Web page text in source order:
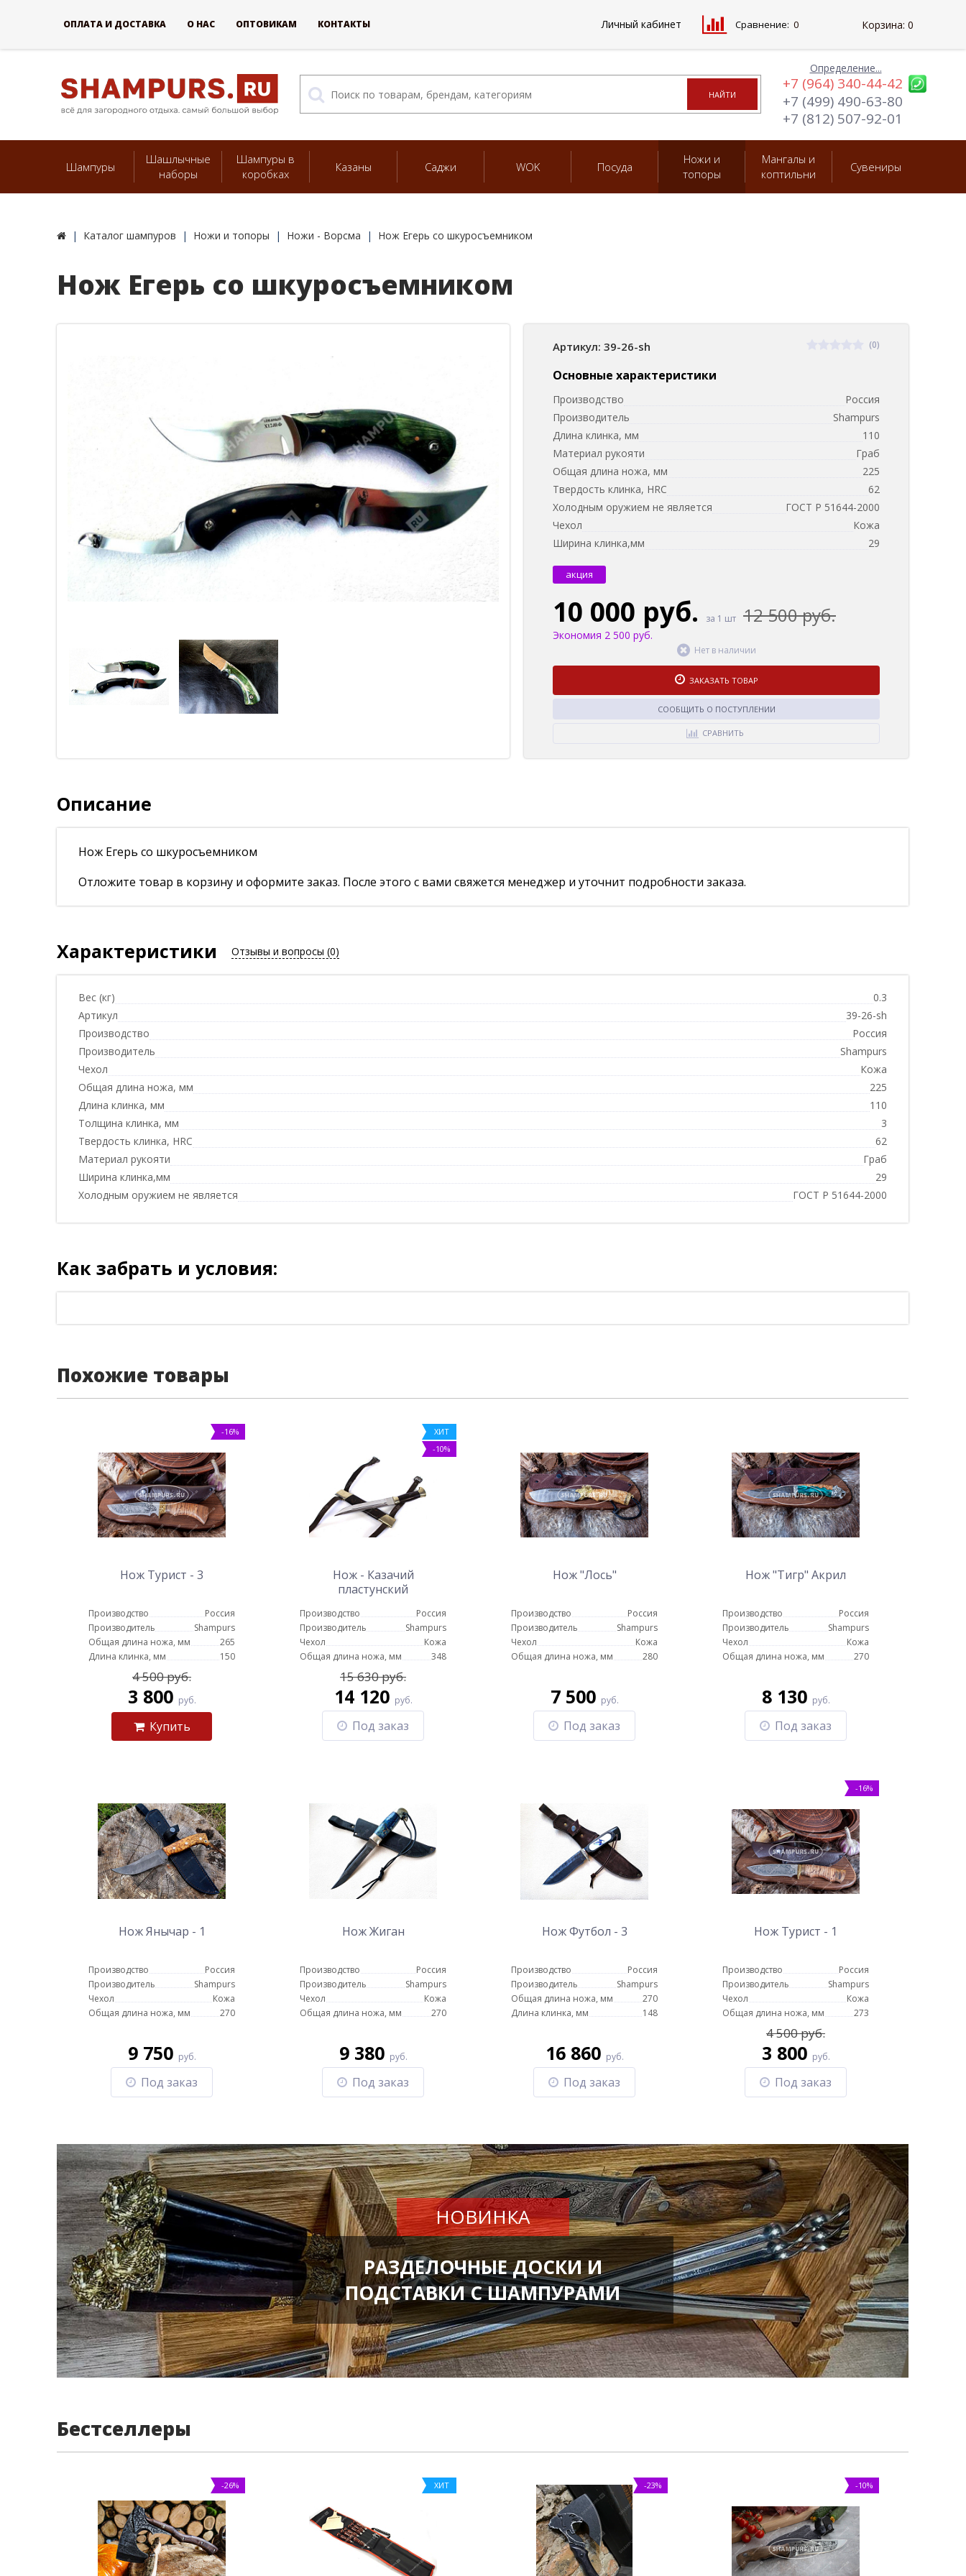
Определение...
+7 (964) 340-44-42
+7 (499) 490-63-80
+7 (812) 507-92-01
Шампуры
Шашлычные
наборы
Шампуры в
коробках
Казаны Саджи WOK Посуда
Ножи и
топоры
Мангалы и
коптильни
Сувениры
Каталог шампуров Ножи и топоры Ножи - Ворсма Нож Егерь со шкуросъемником
Нож Егерь со шкуросъемником
Артикул: 39-26-sh (0)
Основные характеристики
Производство
Россия
Производитель
Shampurs
Длина клинка, мм
110
Материал рукояти
Граб
Общая длина ножа, мм
225
Твердость клинка, HRC
62
Холодным оружием не является
ГОСТ Р 51644-2000
Чехол
Кожа
Ширина клинка,мм
29
акция
10 000 руб. за 1 шт 12 500 руб.
Экономия 2 500 руб.
Нет в наличии
ЗАКАЗАТЬ ТОВАР
СООБЩИТЬ О ПОСТУПЛЕНИИ
СРАВНИТЬ
Описание
Нож Егерь со шкуросъемником
Отложите товар в корзину и оформите заказ. После этого с вами свяжется менеджер и уточнит подробности заказа.
Характеристики Отзывы и вопросы (0)
Вес (кг)
0.3
Артикул
39-26-sh
Производство
Россия
Производитель
Shampurs
Чехол
Кожа
Общая длина ножа, мм
225
Длина клинка, мм
110
Толщина клинка, мм
3
Твердость клинка, HRC
62
Материал рукояти
Граб
Ширина клинка,мм
29
Холодным оружием не является
ГОСТ Р 51644-2000
Как забрать и условия:
Похожие товары
-16%
Нож Турист - 3
Производство
Россия
Производитель
Shampurs
Общая длина ножа, мм
265
Длина клинка, мм
150
4 500 руб.
3 800 руб.
Купить
ХИТ
-10%
Нож - Казачий
пластунский
Производство
Россия
Производитель
Shampurs
Чехол
Кожа
Общая длина ножа, мм
348
15 630 руб.
14 120 руб.
Под заказ
Нож "Лось"
Производство
Россия
Производитель
Shampurs
Чехол
Кожа
Общая длина ножа, мм
280
7 500 руб.
Под заказ
Нож "Тигр" Акрил
Производство
Россия
Производитель
Shampurs
Чехол
Кожа
Общая длина ножа, мм
270
8 130 руб.
Под заказ
Нож Янычар - 1
Производство
Россия
Производитель
Shampurs
Чехол
Кожа
Общая длина ножа, мм
270
9 750 руб.
Под заказ
Нож Жиган
Производство
Россия
Производитель
Shampurs
Чехол
Кожа
Общая длина ножа, мм
270
9 380 руб.
Под заказ
Нож Футбол - 3
Производство
Россия
Производитель
Shampurs
Общая длина ножа, мм
270
Длина клинка, мм
148
16 860 руб.
Под заказ
-16%
Нож Турист - 1
Производство
Россия
Производитель
Shampurs
Чехол
Кожа
Общая длина ножа, мм
273
4 500 руб.
3 800 руб.
Под заказ
НОВИНКА
РАЗДЕЛОЧНЫЕ ДОСКИ И
ПОДСТАВКИ С ШАМПУРАМИ
Бестселлеры
-26% ХИТ -23% -10%
ОПЛАТА И ДОСТАВКА О НАС ОПТОВИКАМ КОНТАКТЫ Личный кабинет Сравнение: 0 Корзина: 0